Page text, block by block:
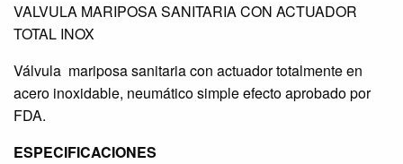
VALVULA MARIPOSA SANITARIA CON ACTUADOR
TOTAL INOX
Válvula mariposa sanitaria con actuador totalmente en
acero inoxidable, neumático simple efecto aprobado por
FDA.
ESPECIFICACIONES